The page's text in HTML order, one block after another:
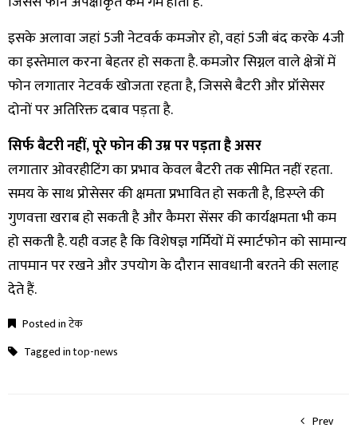
इसके अलावा जहां 5जी नेटवर्क कमजोर हो, वहां 5जी बंद करके 4जी
का इस्तेमाल करना बेहतर हो सकता है. कमजोर सिग्नल वाले क्षेत्रों में
फोन लगातार नेटवर्क खोजता रहता है, जिससे बैटरी और प्रॉसेसर
दोनों पर अतिरिक्त दबाव पड़ता है.
सिर्फ बैटरी नहीं, पूरे फोन की उम्र पर पड़ता है असर
लगातार ओवरहीटिंग का प्रभाव केवल बैटरी तक सीमित नहीं रहता.
समय के साथ प्रोसेसर की क्षमता प्रभावित हो सकती है, डिस्प्ले की
गुणवत्ता खराब हो सकती है और कैमरा सेंसर की कार्यक्षमता भी कम
हो सकती है. यही वजह है कि विशेषज्ञ गर्मियों में स्मार्टफोन को सामान्य
तापमान पर रखने और उपयोग के दौरान सावधानी बरतने की सलाह
देते हैं.
Posted inटेक
Tagged intop-news
Prev